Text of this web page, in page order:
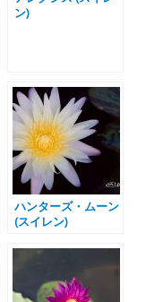
ン)
ハンターズ・ムーン
(スイレン)